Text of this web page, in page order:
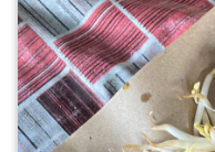
PRODUK(0)
BABIES(0)